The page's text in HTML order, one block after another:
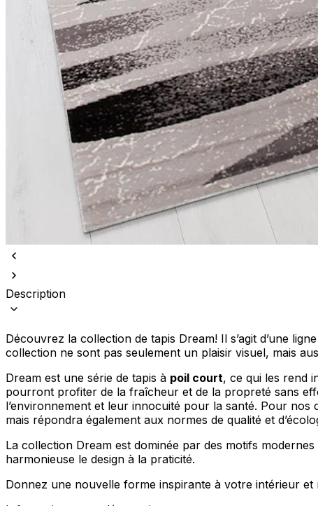
Description
Découvrez la collection de tapis Dream! Il s’agit d’une
collection ne sont pas seulement un plaisir visuel, mais
Dream est une série de tapis à poil court, ce qui les rend
pourront profiter de la fraîcheur et de la propreté sans
l’environnement et leur innocuité pour la santé. Pour nos
mais répondra également aux normes de qualité et
La collection Dream est dominée par des motifs
harmonieuse le design à la praticité.
Donnez une nouvelle forme inspirante à votre intérieur
utilisation de leurs services.
Indispensables
Les cookies indispensables
ne stockent aucune donnée
Les cookies liés aux
comme votre langue préférée